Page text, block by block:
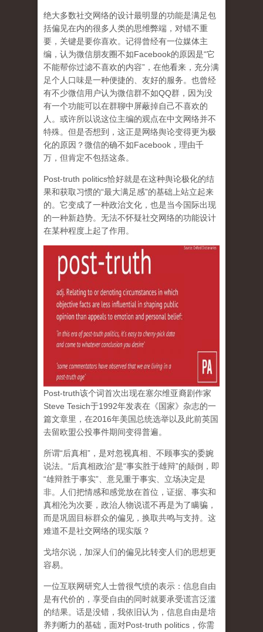
绝大多数社交网络的设计最明显的功能是满足包
括偏见在内的很多人类的思维弊端，对错不重
要，关键是要你喜欢。记得曾经有一位媒体主
编，认为微信朋友圈不如Facebook的原因是“它
不能帮你过滤不喜欢的内容”，在他看来，充分满
足个人口味是一种便捷的、友好的服务。也曾经
有不少微信用户认为微信群不如QQ群，因为没
有一个功能可以在群聊中屏蔽掉自己不喜欢的
人。或许所以说这位主编的观点在中文网络并不
特殊。但是否想到，这正是网络舆论变得更为极
化的原因？微信的确不如Facebook，理由千
万，但肯定不包括这条。
Post-truth politics恰好就是在这种舆论极化的结
果和获取习惯的“最大满足感”的基础上站立起来
的。它变成了一种政治文化，也是当今国际出现
的一种新趋势。无法不怀疑社交网络的功能设计
在某种程度上起了作用。
Post-truth该个词首次出现在塞尔维亚裔剧作家
Steve Tesich于1992年发表在《国家》杂志的一
篇文章里，在2016年美国总统选举以及此前英国
去留欧盟公投事件期间变得普遍。
所谓“后真相”，是对忽视真相、不顾事实的委婉
说法。“后真相政治”是“事实胜于雄辩”的颠倒，即
“雄辩胜于事实”、意见重于事实、立场决定是
非。人们把情感和感觉放在首位，证据、事实和
真相沦为次要，政治人物说谎不再是为了瞒骗，
而是巩固目标群众的偏见，换取共鸣与支持。这
难道不是社交网络的现实版？
戈培尔说，加深人们的偏见比转变人们的思想更
容易。
一位互联网研究人士曾很气愤的表示：信息自由
是有代价的，享受自由的同时就要承受谎言泛滥
的结果。话是没错，我依旧认为，信息自由是培
养判断力的基础，面对Post-truth politics，你需